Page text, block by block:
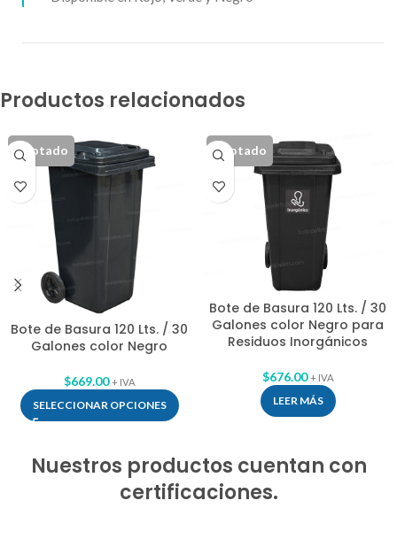
Productos relacionados
Agotado
Bote de Basura 120 Lts. / 30
Galones color Negro
$669.00 + IVA
SELECCIONAR OPCIONES
Agotado
Bote de Basura 120 Lts. / 30
Galones color Negro para
Residuos Inorgánicos
$676.00 + IVA
LEER MÁS
Nuestros productos cuentan con
certificaciones.